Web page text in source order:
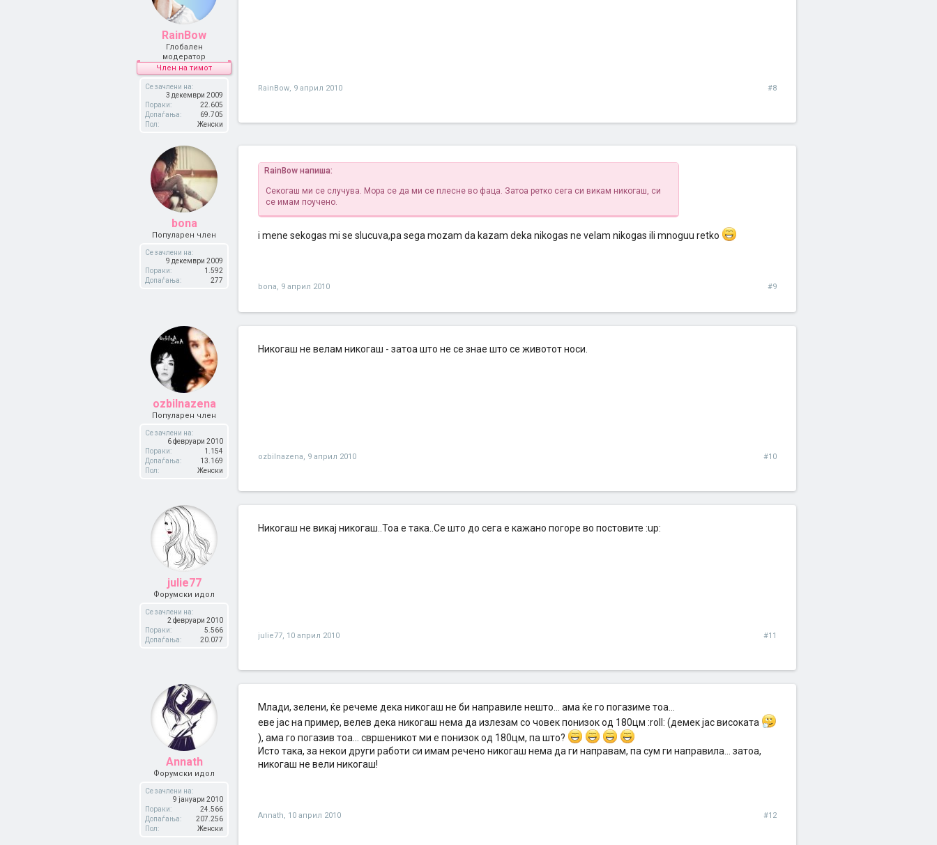
RainBow
Глобален
модератор
Член на тимот
Се зачлени на:
3 декември 2009
Пораки:
22.605
Допаѓања:
69.705
Пол:
Женски
RainBow, 9 април 2010 #8
bona
Популарен член
Се зачлени на:
9 декември 2009
Пораки:
1.592
Допаѓања:
277
RainBow напиша:
Секогаш ми се случува. Мора се да ми се плесне во фаца. Затоа ретко сега си викам никогаш, си
се имам поучено.
i mene sekogas mi se slucuva,pa sega mozam da kazam deka nikogas ne velam nikogas ili mnoguu retko
bona, 9 април 2010 #9
ozbilnazena
Популарен член
Се зачлени на:
6 февруари 2010
Пораки:
1.154
Допаѓања:
13.169
Пол:
Женски
Никогаш не велам никогаш - затоа што не се знае што се животот носи.
ozbilnazena, 9 април 2010 #10
julie77
Форумски идол
Се зачлени на:
2 февруари 2010
Пораки:
5.566
Допаѓања:
20.077
Никогаш не викај никогаш..Тоа е така..Се што до сега е кажано погоре во постовите :up:
julie77, 10 април 2010 #11
Annath
Форумски идол
Се зачлени на:
9 јануари 2010
Пораки:
24.566
Допаѓања:
207.256
Пол:
Женски
Млади, зелени, ќе речеме дека никогаш не би направиле нешто... ама ќе го погазиме тоа...
еве јас на пример, велев дека никогаш нема да излезам со човек понизок од 180цм :roll: (демек јас високата
), ама го погазив тоа... свршеникот ми е понизок од 180цм, па што?
Исто така, за некои други работи си имам речено никогаш нема да ги направам, па сум ги направила... затоа,
никогаш не вели никогаш!
Annath, 10 април 2010 #12